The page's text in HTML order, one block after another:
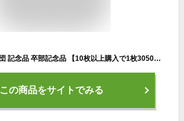
卒団記念品 野球 卒団 記念品 卒部記念品 【10枚以上購入で1枚3050円】 名入れ お名前 背番号 ユニフォームが入る 今治製プチフェイスタオル 名前入り 27x70cm 日本製 今治 タオル 名入れ無料 プレゼント 男子 女子 卒団式 ブランド ココロコ
この商品をサイトでみる